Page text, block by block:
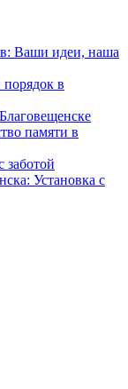
Ваши идеи, наша
порядок в
памяти в
заботой
Установка с